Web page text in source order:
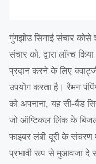
गुंगझोउ सिनाई संचार कोसे
संचार को. द्वारा लॉन्च
प्रदान करने के लिए
उपयोग करता है। रैमन
को अपनाना, यह सी-बैंड
जो ऑप्टिकल लिंक के
फाइबर लंबी दूरी के
प्रभावी रूप से मुआवजा दे